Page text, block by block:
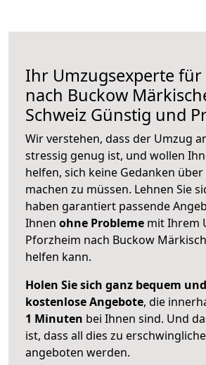
Ihr Umzugsexperte für
nach Buckow
Schweiz Günstig und
Wir verstehen, dass der Umzug
stressig genug ist, und wollen
helfen, sich keine Gedanken
machen zu müssen. Lehnen Sie
haben garantiert passende
Ihnen ohne Probleme mit Ihrem
Pforzheim nach Buckow
helfen kann.
Holen Sie sich ganz bequem
kostenlose Angebote, die
1 Minuten bei Ihnen sind. Und
ist, dass all dies zu
angeboten werden.